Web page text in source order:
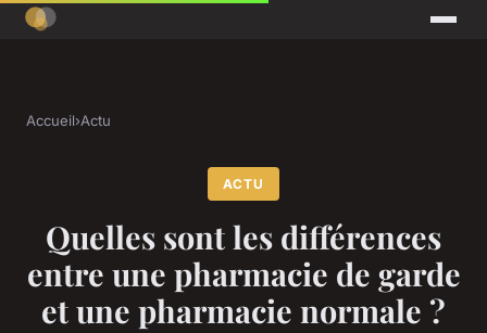
Accueil›Actu
ACTU
Quelles sont les différences
entre une pharmacie de garde
et une pharmacie normale ?